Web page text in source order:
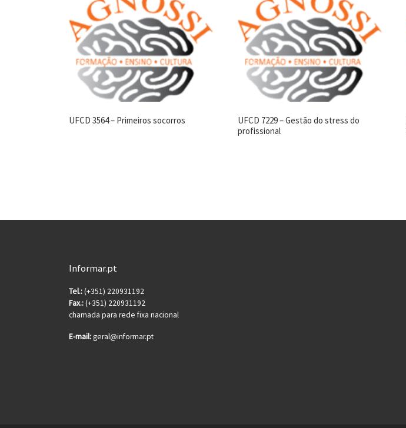
UFCD 3564 – Primeiros socorros
UFCD 7229 – Gestão do stress do
profissional
Informar.pt
Tel.:(+351) 220931192
Fax.:(+351) 220931192
chamada para rede fixa nacional
E-mail:geral@informar.pt